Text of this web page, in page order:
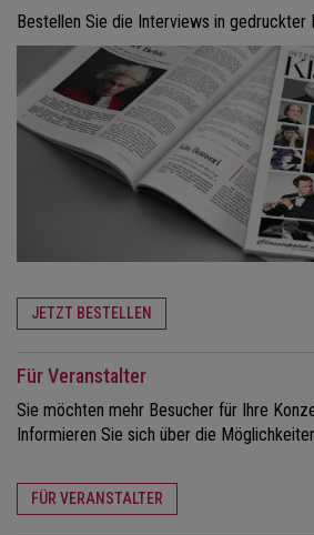
Bestellen Sie die Interviews in gedruckter
JETZT BESTELLEN
Für Veranstalter
Sie möchten mehr Besucher für Ihre
Informieren Sie sich über die
FÜR VERANSTALTER